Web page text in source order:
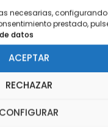
necesarias,
prestado,
datos
ACEPTAR
RECHAZAR
CONFIGURAR